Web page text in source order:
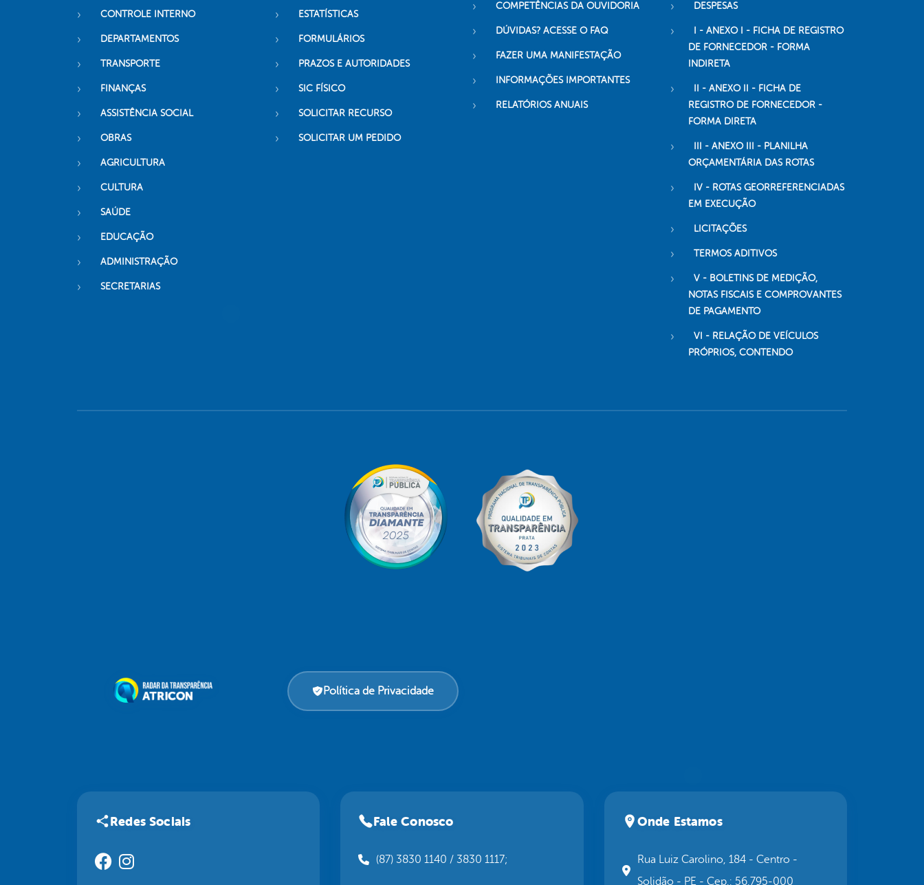
CONTROLE INTERNO
DEPARTAMENTOS
TRANSPORTE
FINANÇAS
ASSISTÊNCIA SOCIAL
OBRAS
AGRICULTURA
CULTURA
SAÚDE
EDUCAÇÃO
ADMINISTRAÇÃO
SECRETARIAS
ESTATÍSTICAS
FORMULÁRIOS
PRAZOS E AUTORIDADES
SIC FÍSICO
SOLICITAR RECURSO
SOLICITAR UM PEDIDO
COMPETÊNCIAS DA OUVIDORIA
DÚVIDAS? ACESSE O FAQ
FAZER UMA MANIFESTAÇÃO
INFORMAÇÕES IMPORTANTES
RELATÓRIOS ANUAIS
DESPESAS
I - ANEXO I - FICHA DE REGISTRO
DE FORNECEDOR - FORMA
INDIRETA
II - ANEXO II - FICHA DE
REGISTRO DE FORNECEDOR -
FORMA DIRETA
III - ANEXO III - PLANILHA
ORÇAMENTÁRIA DAS ROTAS
IV - ROTAS GEORREFERENCIADAS
EM EXECUÇÃO
LICITAÇÕES
TERMOS ADITIVOS
V - BOLETINS DE MEDIÇÃO,
NOTAS FISCAIS E COMPROVANTES
DE PAGAMENTO
VI - RELAÇÃO DE VEÍCULOS
PRÓPRIOS, CONTENDO
Política de Privacidade
Redes Sociais Fale Conosco
(87) 3830 1140 / 3830 1117;
Onde Estamos
Rua Luiz Carolino, 184 - Centro -
Solidão - PE - Cep.: 56.795-000